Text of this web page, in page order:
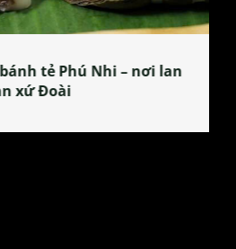
tẻ Phú Nhi – nơi lan
Đoài